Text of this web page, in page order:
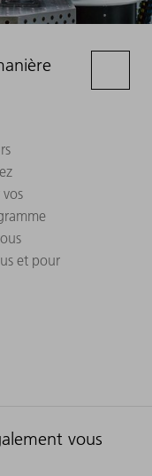
et pour
vous